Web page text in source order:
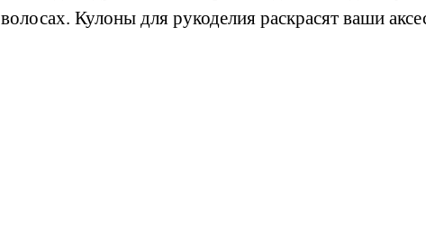
волосах. Кулоны для рукоделия раскрасят ваши